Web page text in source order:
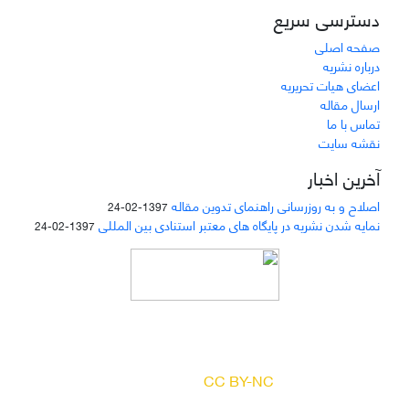
دسترسی سریع
صفحه اصلی
درباره نشریه
اعضای هیات تحریریه
ارسال مقاله
تماس با ما
نقشه سایت
آخرین اخبار
اصلاح و به روزرسانی راهنمای تدوین مقاله 1397-02-24
نمایه شدن نشریه در پایگاه های معتبر استنادی بین المللی 1397-02-24
CC BY-NC